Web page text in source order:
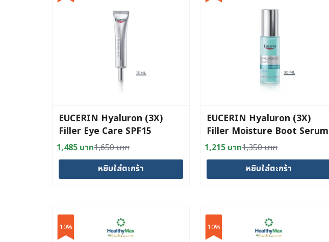
EUCERIN Hyaluron (3X)
Filler Eye Care SPF15
1,650บาท
Original
price
was:
1,485 บาท
Current
price
is:
หยิบใส่ตะกร้า
EUCERIN Hyaluron (3X)
Filler Moisture Boot Serum
1,350บาท
Original
price
was:
1,215 บาท
Current
price
is:
หยิบใส่ตะกร้า
10% 10%